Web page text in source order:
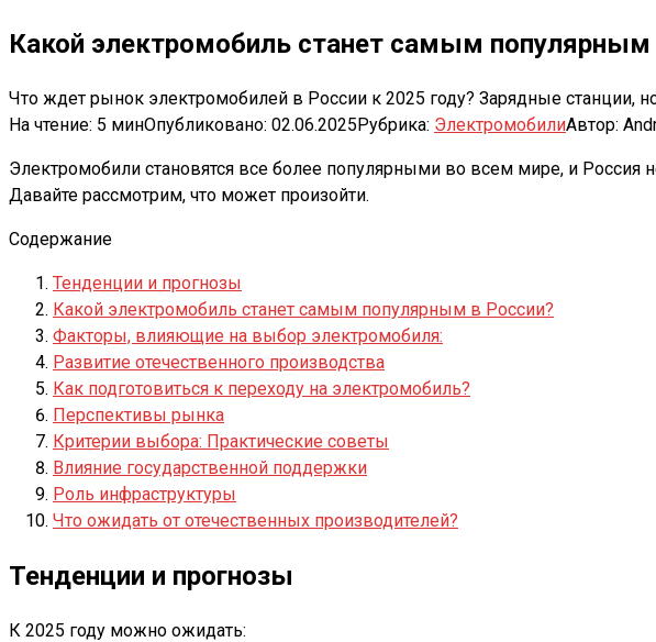
Какой электромобиль станет самым популярным
Что ждет рынок электромобилей в России к 2025 году? Зарядные
На чтение: 5 минОпубликовано: 02.06.2025Рубрика: ЭлектромобилиАвтор:
Электромобили становятся все более популярными во всем мире, и Россия
Давайте рассмотрим, что может произойти.
Содержание
Тенденции и прогнозы
Какой электромобиль станет самым популярным в России?
Факторы, влияющие на выбор электромобиля:
Развитие отечественного производства
Как подготовиться к переходу на электромобиль?
Перспективы рынка
Критерии выбора: Практические советы
Влияние государственной поддержки
Роль инфраструктуры
Что ожидать от отечественных производителей?
Тенденции и прогнозы
К 2025 году можно ожидать: